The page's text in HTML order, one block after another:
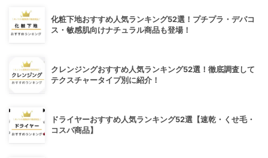
化粧下地おすすめ人気ランキング52選！プチプラ・デパコ
ス・敏感肌向けナチュラル商品も登場！
クレンジングおすすめ人気ランキング52選！徹底調査して
テクスチャータイプ別に紹介！
ドライヤーおすすめ人気ランキング52選【速乾・くせ毛・
コスパ商品】